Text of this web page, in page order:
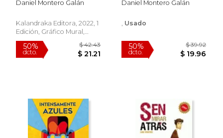
Daniel Montero Galán
Kalandraka Editora, 2022, 1
Edición, Gráfico Mural,
Nuevo
Daniel Montero Galán
Usado